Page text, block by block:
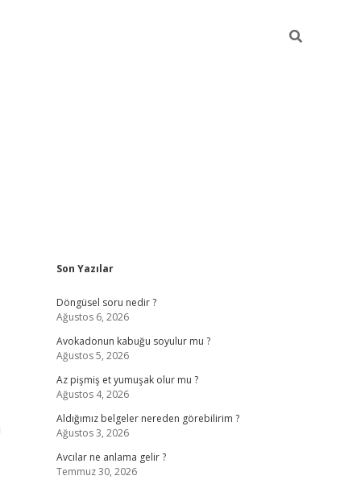
Sidebar
Son Yazılar
Döngüsel soru nedir ?
Ağustos 6, 2026
Avokadonun kabuğu soyulur mu ?
Ağustos 5, 2026
Az pişmiş et yumuşak olur mu ?
Ağustos 4, 2026
Aldığımız belgeler nereden görebilirim ?
Ağustos 3, 2026
Avcılar ne anlama gelir ?
Temmuz 30, 2026